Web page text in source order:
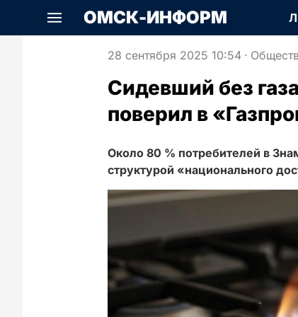
ОМСК-ИНФОРМ
28 сентября 2025 10:54 ·
Сидевший без
поверил в
Около 80 % потребителей в
структурой «национального